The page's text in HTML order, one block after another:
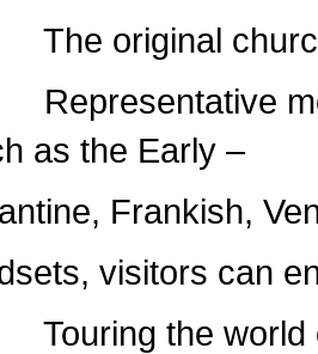
churches
as the Early –
Frankish,
visitors can
world of